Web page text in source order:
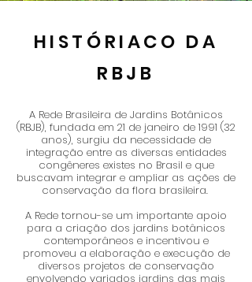
HISTÓRIACO DA
RBJB
A Rede Brasileira de Jardins Botânicos
(RBJB), fundada em 21 de janeiro de 1991 (32
anos), surgiu da necessidade de
integração entre as diversas entidades
congêneres existes no Brasil e que
buscavam integrar e ampliar as ações de
conservação da flora brasileira.
A Rede tornou-se um importante apoio
para a criação dos jardins botânicos
contemporâneos e incentivou e
promoveu a elaboração e execução de
diversos projetos de conservação
envolvendo variados jardins das mais